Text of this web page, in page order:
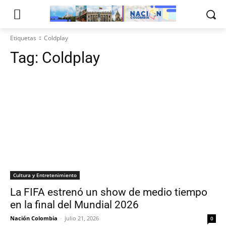
Etiquetas Coldplay
Tag: Coldplay
Cultura y Entretenimiento
La FIFA estrenó un show de medio tiempo
en la final del Mundial 2026
Nación Colombia - julio 21, 2026 0